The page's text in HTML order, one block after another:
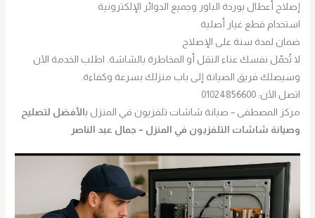
إصلاح أعطال بوردة الباور وجميع الدوائر الإلكترونية
استخدام قطع غيار أصلية
ضمان لمدة سنة على الإصلاح
لا تُحمّل نفسك عناء النقل أو المخاطرة بالشاشة. اطلب الخدمة الآن
وسيصلك فريق الصيانة إلى باب منزلك بسرعة وكفاءة.
اتصل الآن: 01024856600
مركز المصطفى – صيانة شاشات تلفزيون في المنزل بالأفضل لتصليح
وصيانة شاشات التلفزيون في المنزل – جمال عبد الناصر